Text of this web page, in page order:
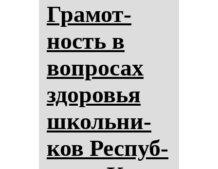
Гра­мот­
ность в
воп­ро­сах
здо­ровья
школь­ни­
ков Рес­пуб­